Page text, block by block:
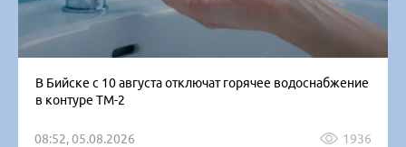
В Бийске с 10 августа отключат горячее водоснабжение
в контуре ТМ-2
08:52, 05.08.2026 1936